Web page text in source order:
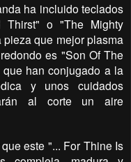
ha incluido teclados
Thirst" o "The Mighty
que mejor plasma
es "Son Of The
han conjugado a la
y unos cuidados
al corte un aire
este "... For Thine Is